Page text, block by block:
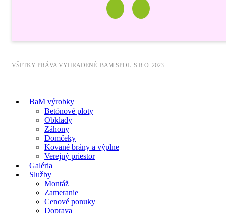
VŠETKY PRÁVA VYHRADENÉ. BAM SPOL. S R.O. 2023
BaM výrobky
Betónové ploty
Obklady
Záhony
Domčeky
Kované brány a výplne
Verejný priestor
Galéria
Služby
Montáž
Zameranie
Cenové ponuky
Doprava